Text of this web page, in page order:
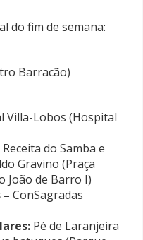
do fim de semana:
Barracão)
Villa-Lobos (Hospital
Receita do Samba e
Gravino (Praça
João de Barro I)
ConSagradas
Pé de Laranjeira